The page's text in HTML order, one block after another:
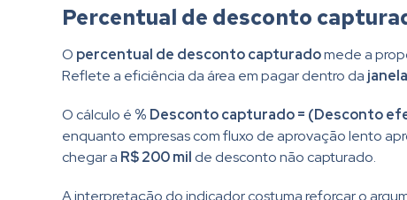
Percentual de desconto
O percentual de desconto capturadomede a
Reflete a eficiência da área em pagar dentro da
O cálculo é % Desconto capturado = (Desconto
enquanto empresas com fluxo de aprovação lento
chegar a R$ 200 mil de desconto não capturado.
A interpretação do indicador costuma reforçar o